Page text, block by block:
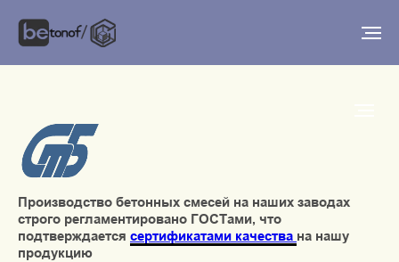
Производство бетонных смесей на наших заводах
строго регламентировано ГОСТами, что
подтверждается сертификатами качества на нашу
продукцию